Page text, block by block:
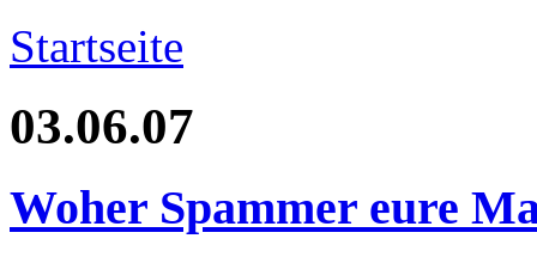
Startseite
03.06.07
Woher Spammer eure